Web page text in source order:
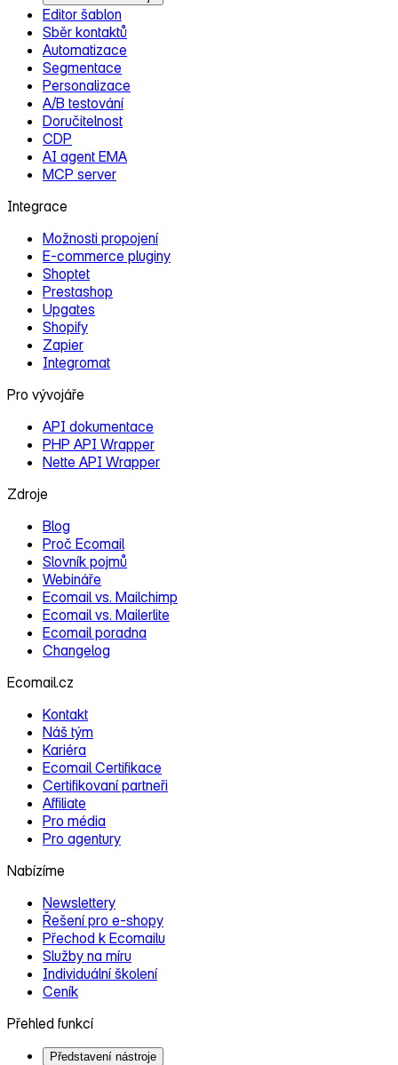
Editor šablon
Sběr kontaktů
Automatizace
Segmentace
Personalizace
A/B testování
Doručitelnost
CDP
AI agent EMA
MCP server
Integrace
Možnosti propojení
E‑commerce pluginy
Shoptet
Prestashop
Upgates
Shopify
Zapier
Integromat
Pro vývojáře
API dokumentace
PHP API Wrapper
Nette API Wrapper
Zdroje
Blog
Proč Ecomail
Slovník pojmů
Webináře
Ecomail vs. Mailchimp
Ecomail vs. Mailerlite
Ecomail poradna
Changelog
Ecomail.cz
Kontakt
Náš tým
Kariéra
Ecomail Certifikace
Certifikovaní partneři
Affiliate
Pro média
Pro agentury
Nabízíme
Newslettery
Řešení pro e‑shopy
Přechod k Ecomailu
Služby na míru
Individuální školení
Ceník
Přehled funkcí
Představení nástroje